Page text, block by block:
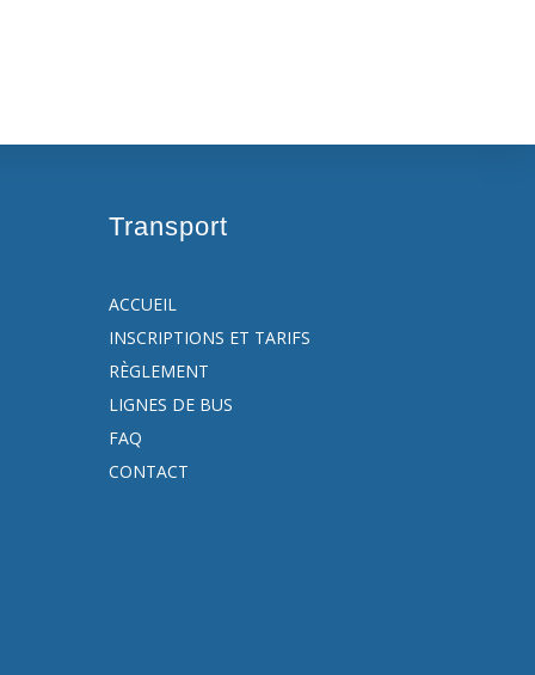
Transport
ACCUEIL
INSCRIPTIONS ET TARIFS
RÈGLEMENT
LIGNES DE BUS
FAQ
CONTACT